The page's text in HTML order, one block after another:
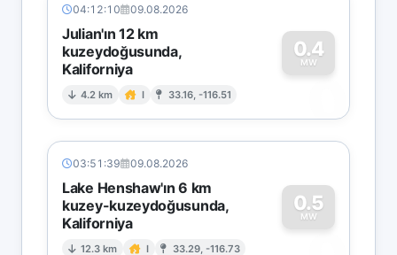
04:12:10 09.08.2026
Julian'ın 12 km
kuzeydoğusunda,
Kaliforniya
4.2 km I 33.16, -116.51
0.4
MW
0
03:51:39 09.08.2026
Lake Henshaw'ın 6 km
kuzey-kuzeydoğusunda,
Kaliforniya
12.3 km I 33.29, -116.73
0.5
MW